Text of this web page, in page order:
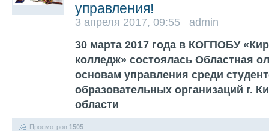
управления!
3 апреля 2017, 09:55 admin
30 марта 2017 года в КОГПОБУ
колледж» состоялась Областная
основам управления среди
образовательных организаций г.
области
Просмотров 1505